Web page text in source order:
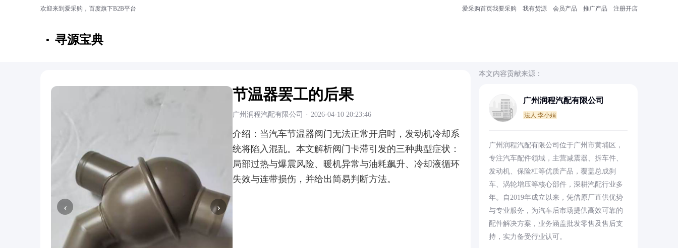
欢迎来到爱采购，百度旗下B2B平台 爱采购首页我要采购 我有货源 会员产品 推广产品 注册开店
寻源宝典
‹ ›
节温器罢工的后果
广州润程汽配有限公司 · 2026-04-10 20:23:46
介绍： 当汽车节温器阀门无法正常开启时，发动机冷却系
统将陷入混乱。本文解析阀门卡滞引发的三种典型症状：
局部过热与爆震风险、暖机异常与油耗飙升、冷却液循环
失效与连带损伤，并给出简易判断方法。
本文内容贡献来源：
广州润程汽配有限公司
法人:李小娟
广州润程汽配有限公司位于广州市黄埔区，
专注汽车配件领域，主营减震器、拆车件、
发动机、保险杠等优质产品，覆盖总成刹
车、涡轮增压等核心部件，深耕汽配行业多
年。自2019年成立以来，凭借原厂直供优势
与专业服务，为汽车后市场提供高效可靠的
配件解决方案，业务涵盖批发零售及售后支
持，实力备受行业认可。